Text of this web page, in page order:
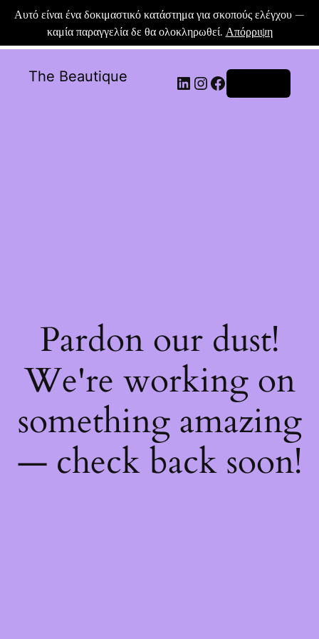
Αυτό είναι ένα δοκιμαστικό κατάστημα για σκοπούς ελέγχου —
καμία παραγγελία δε θα ολοκληρωθεί. Απόρριψη
The Beautique
Pardon our dust!
We're working on
something amazing
— check back soon!